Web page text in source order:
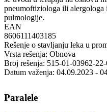
pneumoftiziologa ili
pulmologije.
EAN
8606111403185
Rešenje o stavljanju leka u
Vrsta rešenja: Obnova
Broj rešenja: 515-01-03962-22-
Datum važenja: 04.09.2023 -
Paralele